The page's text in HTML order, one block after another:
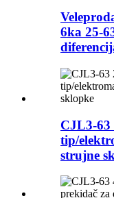
6ka 25-
CJL3-63
tip/
strujne